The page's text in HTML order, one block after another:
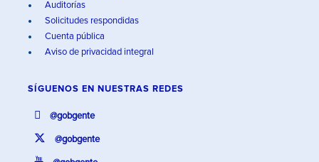
Auditorías
Solicitudes respondidas
Cuenta pública
Aviso de privacidad integral
SÍGUENOS EN NUESTRAS REDES
@gobgente
@gobgente